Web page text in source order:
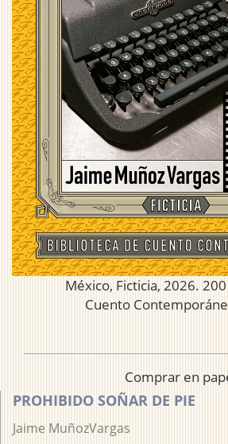
México, Ficticia, 2026.
Cuento
Comprar en
PROHIBIDO SOÑAR DE PIE
Jaime MuñozVargas